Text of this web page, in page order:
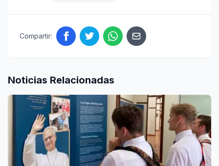
Compartir:
Noticias Relacionadas